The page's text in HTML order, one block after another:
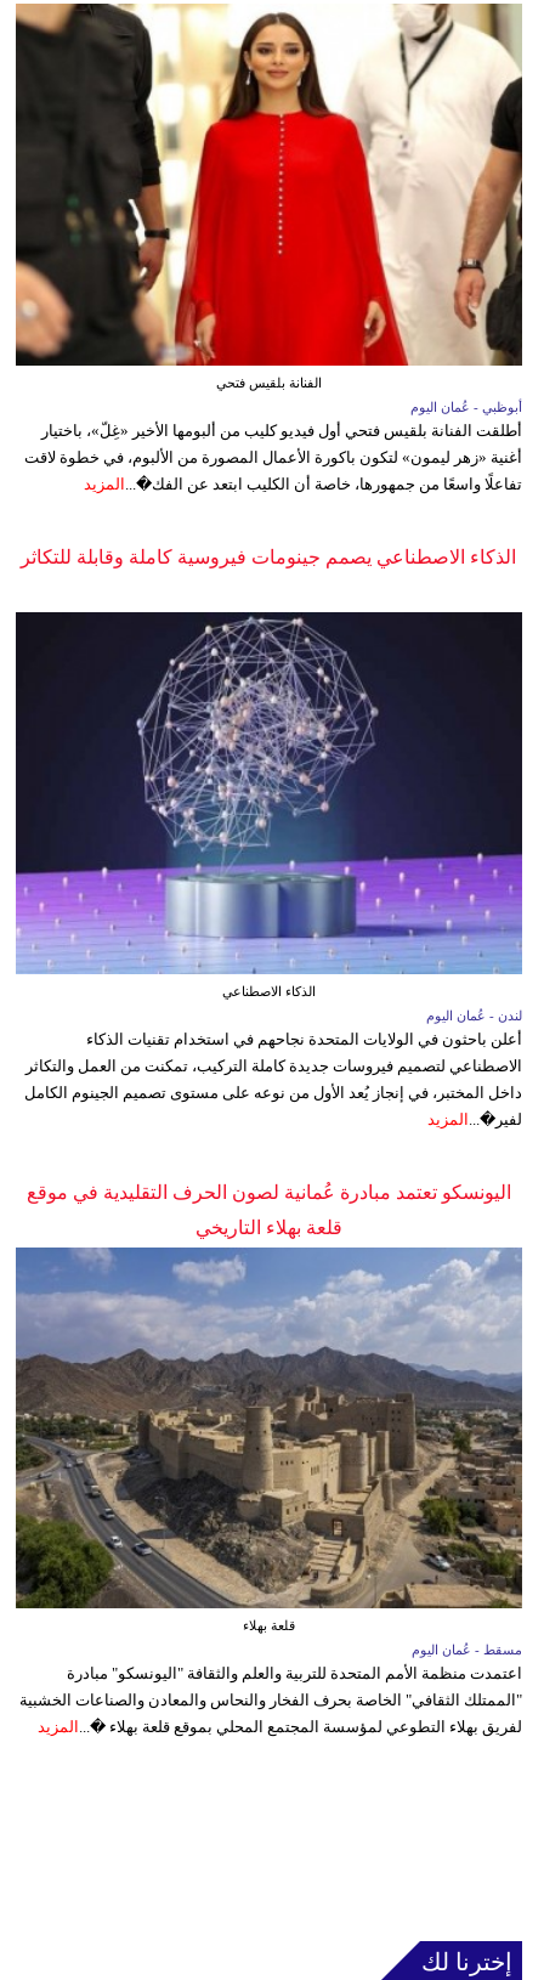
الفنانة بلقيس فتحي
أبوظبي - عُمان اليوم
أطلقت الفنانة بلقيس فتحي أول فيديو كليب من ألبومها الأخير «غِلّ»، باختيار
أغنية «زهر ليمون» لتكون باكورة الأعمال المصورة من الألبوم، في خطوة لاقت
تفاعلًا واسعًا من جمهورها، خاصة أن الكليب ابتعد عن الفك�...
المزيد
الذكاء الاصطناعي يصمم جينومات فيروسية كاملة وقابلة للتكاثر
الذكاء الاصطناعي
لندن - عُمان اليوم
أعلن باحثون في الولايات المتحدة نجاحهم في استخدام تقنيات الذكاء
الاصطناعي لتصميم فيروسات جديدة كاملة التركيب، تمكنت من العمل والتكاثر
داخل المختبر، في إنجاز يُعد الأول من نوعه على مستوى تصميم الجينوم الكامل
لفير�... المزيد
اليونسكو تعتمد مبادرة عُمانية لصون الحرف التقليدية في موقع
قلعة بهلاء التاريخي
قلعة بهلاء
مسقط - عُمان اليوم
اعتمدت منظمة الأمم المتحدة للتربية والعلم والثقافة "اليونسكو" مبادرة
"الممتلك الثقافي" الخاصة بحرف الفخار والنحاس والمعادن والصناعات الخشبية
لفريق بهلاء التطوعي لمؤسسة المجتمع المحلي بموقع قلعة بهلاء �... المزيد
إخترنا لك